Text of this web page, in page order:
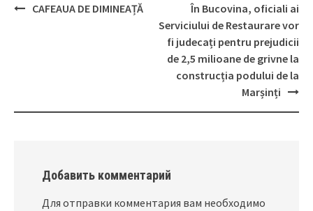
CAFEAUA DE DIMINEAȚĂ
În Bucovina, oficiali ai
Serviciului de Restaurare vor
fi judecați pentru prejudicii
de 2,5 milioane de grivne la
construcția podului de la
Marșinți
Добавить комментарий
Для отправки комментария вам необходимо